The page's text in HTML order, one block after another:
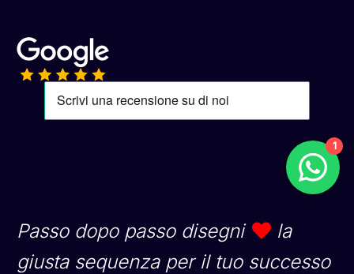
Passo dopo passo disegni
la
giusta sequenza per il tuo successo
1